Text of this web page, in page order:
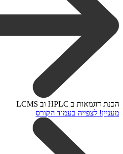
הכנת דוגמאות ב HPLC וב LCMS
מעניין! לצפייה בעמוד הקורס